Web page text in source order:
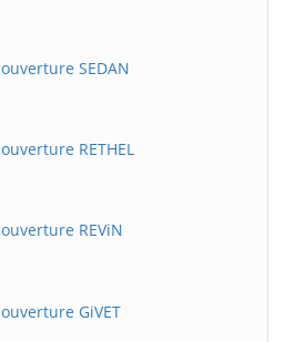
SEDAN
RETHEL
REViN
GiVET